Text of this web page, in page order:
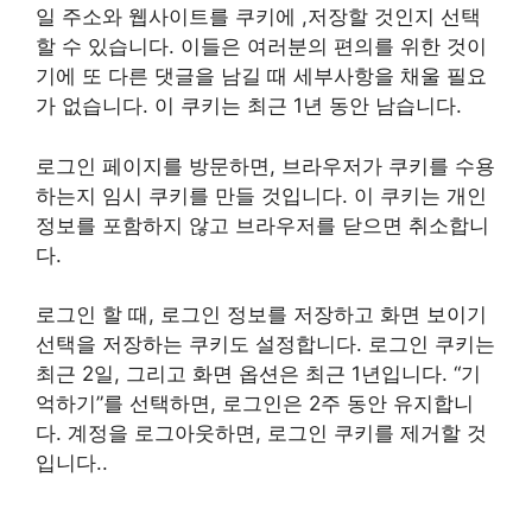
일 주소와 웹사이트를 쿠키에 ,저장할 것인지 선택
할 수 있습니다. 이들은 여러분의 편의를 위한 것이
기에 또 다른 댓글을 남길 때 세부사항을 채울 필요
가 없습니다. 이 쿠키는 최근 1년 동안 남습니다.
로그인 페이지를 방문하면, 브라우저가 쿠키를 수용
하는지 임시 쿠키를 만들 것입니다. 이 쿠키는 개인
정보를 포함하지 않고 브라우저를 닫으면 취소합니
다.
로그인 할 때, 로그인 정보를 저장하고 화면 보이기
선택을 저장하는 쿠키도 설정합니다. 로그인 쿠키는
최근 2일, 그리고 화면 옵션은 최근 1년입니다. “기
억하기”를 선택하면, 로그인은 2주 동안 유지합니
다. 계정을 로그아웃하면, 로그인 쿠키를 제거할 것
입니다..